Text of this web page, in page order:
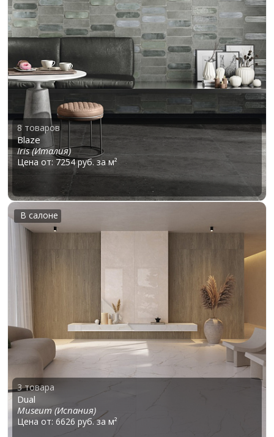
8 товаров
Blaze
Iris (Италия)
Цена от: 7254 руб. за м²
В салоне
3 товара
Dual
Museum (Испания)
Цена от: 6626 руб. за м²